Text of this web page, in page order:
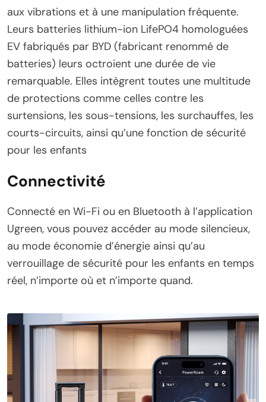
aux vibrations et à une manipulation fréquente.
Leurs batteries lithium-ion LifePO4 homologuées
EV fabriqués par BYD (fabricant renommé de
batteries) leurs octroient une durée de vie
remarquable. Elles intègrent toutes une multitude
de protections comme celles contre les
surtensions, les sous-tensions, les surchauffes, les
courts-circuits, ainsi qu’une fonction de sécurité
pour les enfants
Connectivité
Connecté en Wi-Fi ou en Bluetooth à l’application
Ugreen, vous pouvez accéder au mode silencieux,
au mode économie d’énergie ainsi qu’au
verrouillage de sécurité pour les enfants en temps
réel, n’importe où et n’importe quand.